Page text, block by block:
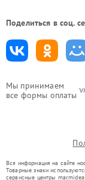
Мы принимаем
все формы оплаты
Поделиться в соц.
Вся информация на сайте
Товарные знаки
сервисные центры